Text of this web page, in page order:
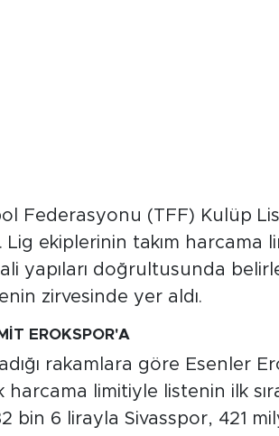
Federasyonu (TFF) Kulüp
Lig ekiplerinin takım harcama
yapıları doğrultusunda
zirvesinde yer aldı.
EROKSPOR'A
rakamlara göre Esenler
harcama limitiyle listenin ilk
bin 6 lirayla Sivasspor, 421